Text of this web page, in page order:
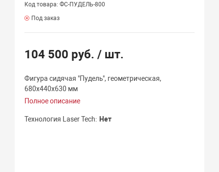
Код товара: ФС-ПУДЕЛЬ-800
Под заказ
104 500 руб./ шт.
Фигура сидячая "Пудель", геометрическая,
680х440х630 мм
Полное описание
Технология Laser Tech Нет